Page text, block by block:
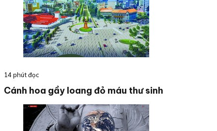
14 phút đọc
Cánh hoa gầy loang đỏ máu thư sinh